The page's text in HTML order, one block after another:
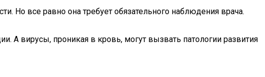
Но все равно она требует обязательного наблюдения врача.
А вирусы, проникая в кровь, могут вызвать патологии развития